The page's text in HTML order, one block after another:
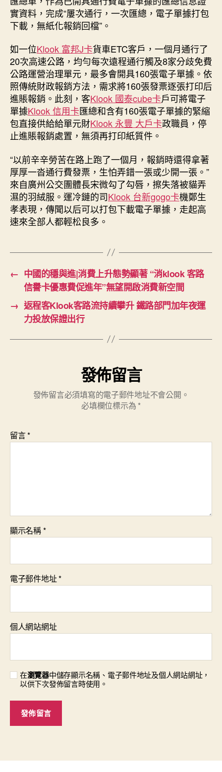
實資料，完成“屢次通行，一次匯總，電子單據打包
下載，無紙化報銷回檔”。
如一位Klook 富邦J卡貨車ETC客戶，一個月通行了
20次高速公路，均勻每次遠程通行觸及8家分歧免費
公路運營治理單元，最多會開具160張電子單據。依
照傳統財政報銷方法，需求將160張發票逐張打印后
進賬報銷。此刻，客Klook 國泰cube卡戶可將電子
單據Klook 信用卡匯總和含有160張電子單據的緊縮
包直接供給給單元財Klook 永豐 大戶卡政職員，停
止進賬報銷處置，無須再打印紙質件。
“以前辛辛勞苦在路上跑了一個月，報銷時還得拿著
厚厚一沓通行費發票，生怕弄錯一張或少開一張。”
來自廣州公交團體長宋微勾了勾唇，擦失落被貓弄
濕的羽絨服。運冷鏈的司Klook 台新gogo卡機鄭生
孝表現，傳聞以后可以打包下載電子單據，走起高
速來全部人都輕松良多。
← 中國的穩與進|消費上升態勢顯著 “消klook 客路
信譽卡優惠費促進年”無望開啟消費新空間
→ 返程客Klook客路流持續攀升 鐵路部門加年夜運
力投放保證出行
發佈留言
發佈留言必須填寫的電子郵件地址不會公開。
必填欄位標示為 *
留言*
顯示名稱*
電子郵件地址*
個人網站網址
在瀏覽器中儲存顯示名稱、電子郵件地址及個人網站網址，
以供下次發佈留言時使用。